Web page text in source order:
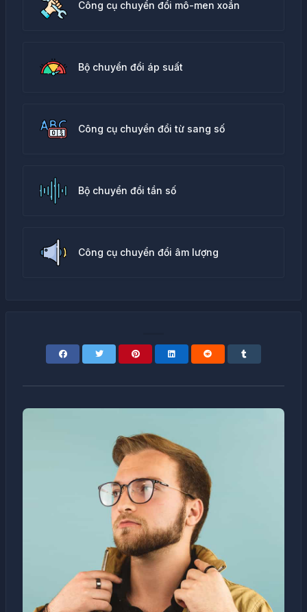
Công cụ chuyển đổi mô-men xoắn
Bộ chuyển đổi áp suất
Công cụ chuyển đổi từ sang số
Bộ chuyển đổi tần số
Công cụ chuyển đổi âm lượng